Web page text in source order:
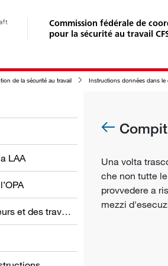
Commission fédérale de
pour la sécurité au travail
de la sécurité au travail Instructions données dans le cadre de la procédure d'exécution de la
LAA
Obligations des employeurs et des travailleurs
Una volta
che non tutte
provvedere a
mezzi